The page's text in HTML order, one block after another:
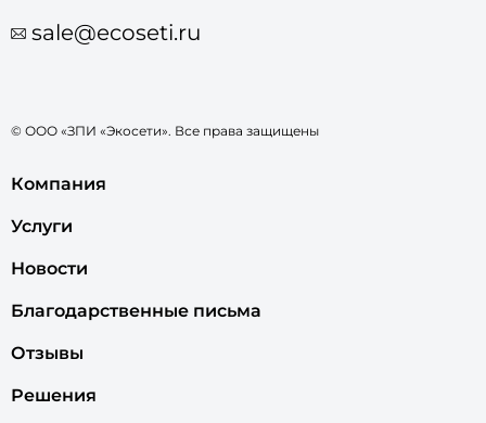
sale@ecoseti.ru
© ООО «ЗПИ «Экосети». Все права защищены
Компания
Услуги
Новости
Благодарственные письма
Отзывы
Решения